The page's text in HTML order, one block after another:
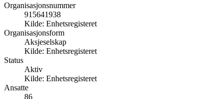
Organisasjonsnummer
915641938
Kilde: Enhetsregisteret
Organisasjonsform
Aksjeselskap
Kilde: Enhetsregisteret
Status
Aktiv
Kilde: Enhetsregisteret
Ansatte
86